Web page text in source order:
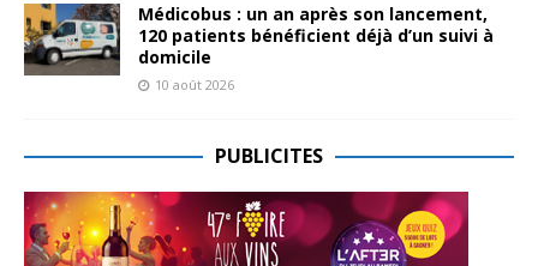
Médicobus : un an après son lancement,
120 patients bénéficient déjà d’un suivi à
domicile
10 août 2026
PUBLICITES